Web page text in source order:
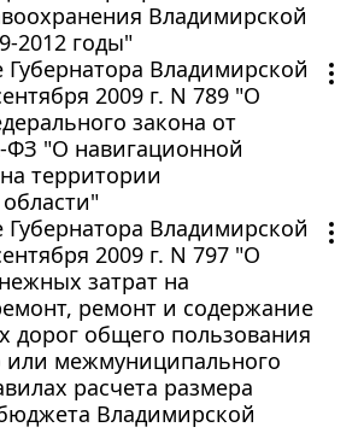
Владимирской
2012 годы"
Губернатора Владимирской
2009 г. N 789 "О
закона от
ФЗ "О навигационной
территории
Губернатора Владимирской
2009 г. N 797 "О
затрат на
ремонт и содержание
дорог общего пользования
или межмуниципального
расчета размера
Владимирской